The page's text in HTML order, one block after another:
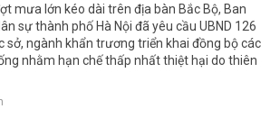
mưa lớn kéo dài trên địa bàn Bắc Bộ, Ban
sự thành phố Hà Nội đã yêu cầu UBND 126
sở, ngành khẩn trương triển khai đồng bộ các
nhằm hạn chế thấp nhất thiệt hại do thiên